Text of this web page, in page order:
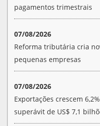
pagamentos trimestrais
07/08/2026
Reforma tributária cria
pequenas empresas
07/08/2026
Exportações crescem
superávit de US$ 7,1